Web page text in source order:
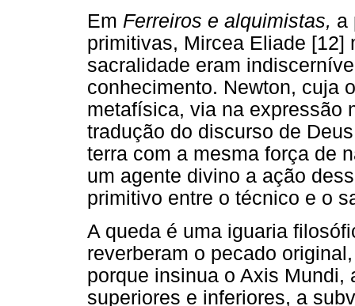
Em Ferreiros e alquimistas, a
primitivas, Mircea Eliade [12]
sacralidade eram
conhecimento. Newton, cuja
metafísica, via na expressão
tradução do discurso de
terra com a mesma força de
um agente divino a ação
primitivo entre o técnico e o
A queda é uma iguaria
reverberam o pecado
porque insinua o Axis Mundi,
superiores e inferiores, a